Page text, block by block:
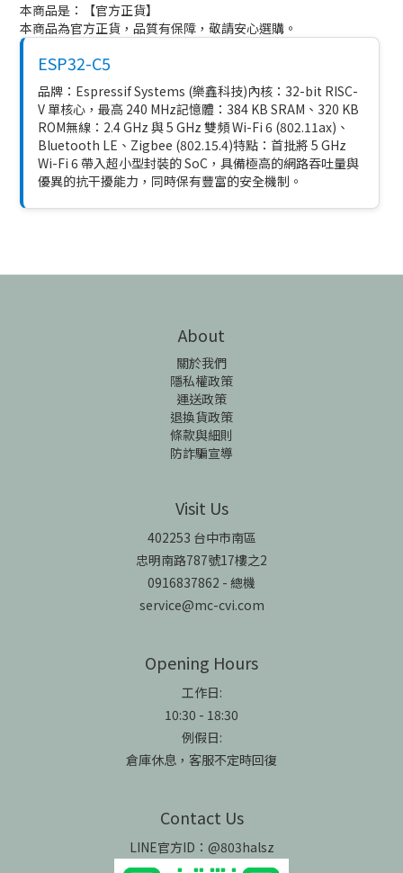
本商品是：【官方正貨】
本商品為官方正貨，品質有保障，敬請安心選購。
ESP32-C5
品牌：Espressif Systems (樂鑫科技)內核：32-bit RISC-
V 單核心，最高 240 MHz記憶體：384 KB SRAM、320 KB
ROM無線：2.4 GHz 與 5 GHz 雙頻 Wi-Fi 6 (802.11ax)、
Bluetooth LE、Zigbee (802.15.4)特點：首批將 5 GHz
Wi-Fi 6 帶入超小型封裝的 SoC，具備極高的網路吞吐量與
優異的抗干擾能力，同時保有豐富的安全機制。
About
關於我們
隱私權政策
運送政策
退換貨政策
條款與細則
防詐騙宣導
Visit Us
402253 台中市南區
忠明南路787號17樓之2
0916837862 - 總機
service@mc-cvi.com
Opening Hours
工作日:
10:30 - 18:30
例假日:
倉庫休息，客服不定時回復
Contact Us
LINE官方ID：@803halsz